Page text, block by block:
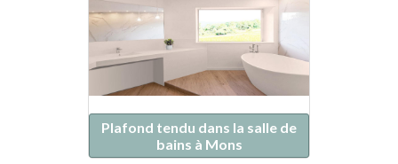
Plafond tendu dans la salle de
bains à Mons